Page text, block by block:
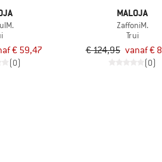
€ 59,47
(0)
MALOJA
ZaffoniM.
Trui
€ 124,95 vanaf €
(0)